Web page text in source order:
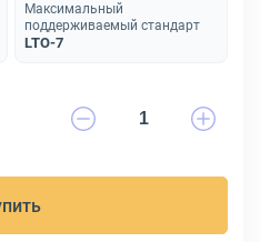
Максимальный
поддерживаемый стандарт
LTO-7